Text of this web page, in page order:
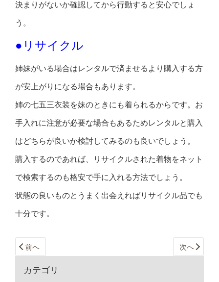
決まりがないか確認してから行動すると安心でしょ
う。
●リサイクル
姉妹がいる場合はレンタルで済ませるより購入する方
が安上がりになる場合もあります。
姉の七五三衣装を妹のときにも着られるからです。お
手入れに注意が必要な場合もあるためレンタルと購入
はどちらが良いか検討してみるのも良いでしょう。
購入するのであれば、リサイクルされた着物をネット
で検索するのも格安で手に入れる方法でしょう。
状態の良いものとうまく出会えればリサイクル品でも
十分です。
前へ 次へ
カテゴリ